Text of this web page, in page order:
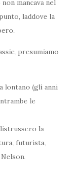
mancava nel
laddove la
presumiamo
lontano (gli anni
le
la
futurista,